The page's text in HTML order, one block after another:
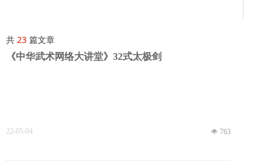
共 23 篇文章
《中华武术网络大讲堂》32式太极剑
넶 763
22-05-04